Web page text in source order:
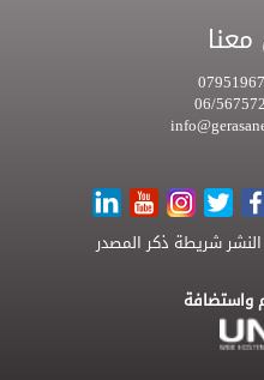
النشر شريطة ذكر المصدر
واستضافة